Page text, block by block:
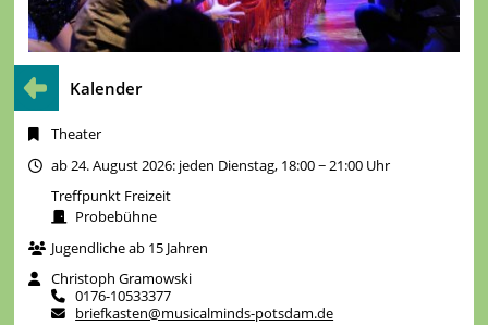
Kalender
Theater
ab 24. August 2026: jeden Dienstag, 18:00 − 21:00 Uhr
Treffpunkt Freizeit
Probebühne
Jugendliche ab 15 Jahren
Christoph Gramowski
0176-10533377
briefkasten@musicalminds-potsdam.de